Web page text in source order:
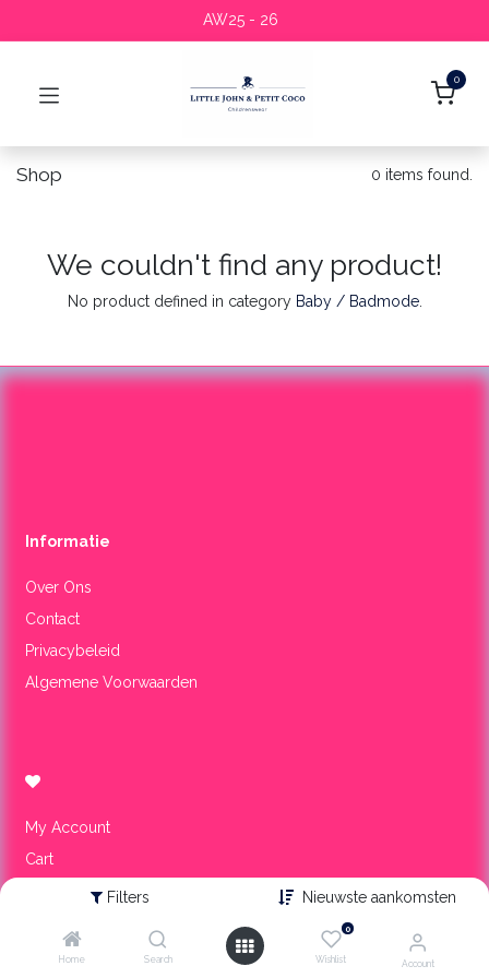
Filters Nieuwste aankomsten
Home Search
0
Wishlist Account
AW25 - 26
0
Shop 0 items found.
We couldn't find any product!
No product defined in category Baby / Badmode.
Informa​tie
Over Ons
Contact
Privacybeleid
Algemene Voorwaarden
My Account
Cart
Onze winkel